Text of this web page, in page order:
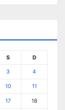
S D
3 4
10 11
17 18